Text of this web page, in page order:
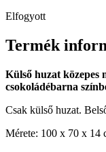
Elfogyott
Termék
Külső huzat közepes
csokoládébarna
Csak külső huzat.
Mérete: 100 x 70 x 14